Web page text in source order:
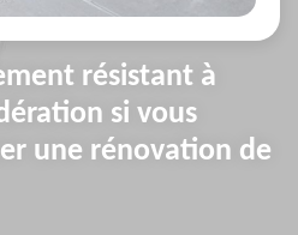
résistant à
si vous
une rénovation de